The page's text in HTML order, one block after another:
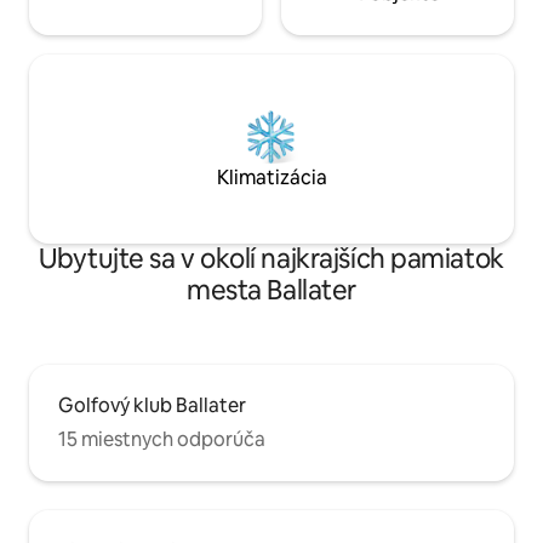
Klimatizácia
Ubytujte sa v okolí najkrajších pamiatok
mesta Ballater
Golfový klub Ballater
15 miestnych odporúča